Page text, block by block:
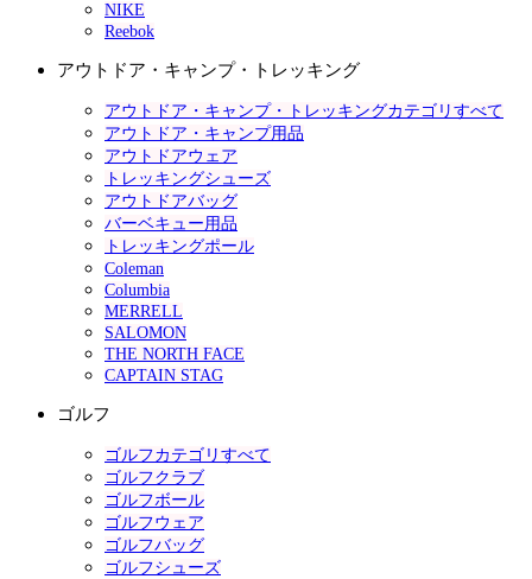
NIKE
Reebok
アウトドア・キャンプ・トレッキング
アウトドア・キャンプ・トレッキングカテゴリすべて
アウトドア・キャンプ用品
アウトドアウェア
トレッキングシューズ
アウトドアバッグ
バーベキュー用品
トレッキングポール
Coleman
Columbia
MERRELL
SALOMON
THE NORTH FACE
CAPTAIN STAG
ゴルフ
ゴルフカテゴリすべて
ゴルフクラブ
ゴルフボール
ゴルフウェア
ゴルフバッグ
ゴルフシューズ